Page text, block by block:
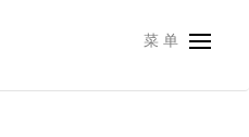
菜 单